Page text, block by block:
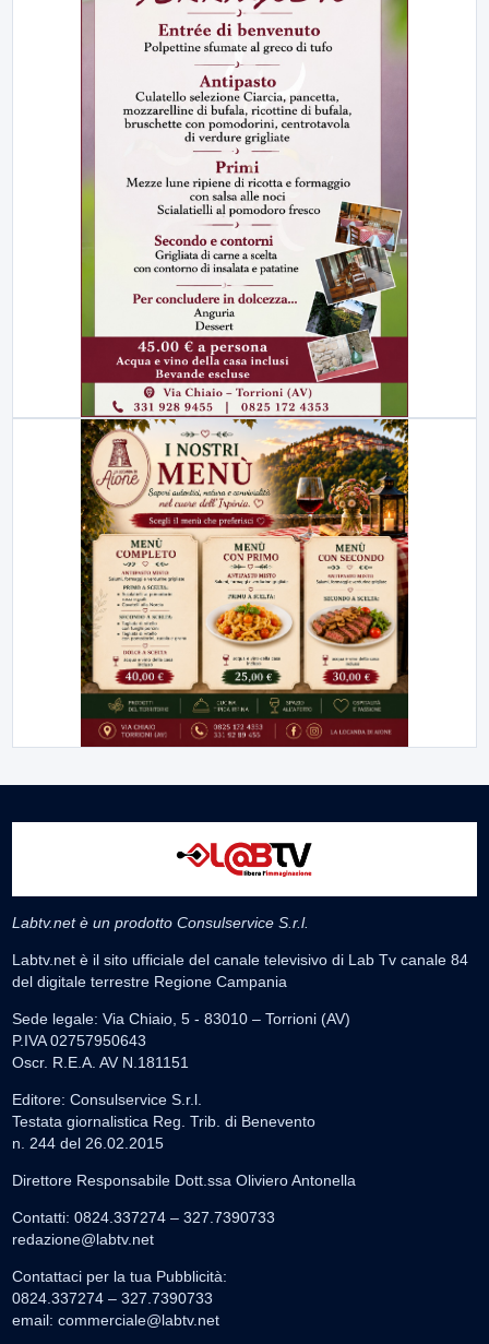
Labtv.net è un prodotto Consulservice S.r.l.
Labtv.net è il sito ufficiale del canale televisivo di Lab Tv canale 84
del digitale terrestre Regione Campania
Sede legale: Via Chiaio, 5 - 83010 – Torrioni (AV)
P.IVA 02757950643
Oscr. R.E.A. AV N.181151
Editore: Consulservice S.r.l.
Testata giornalistica Reg. Trib. di Benevento
n. 244 del 26.02.2015
Direttore Responsabile Dott.ssa Oliviero Antonella
Contatti: 0824.337274 – 327.7390733
redazione@labtv.net
Contattaci per la tua Pubblicità:
0824.337274 – 327.7390733
email: commerciale@labtv.net